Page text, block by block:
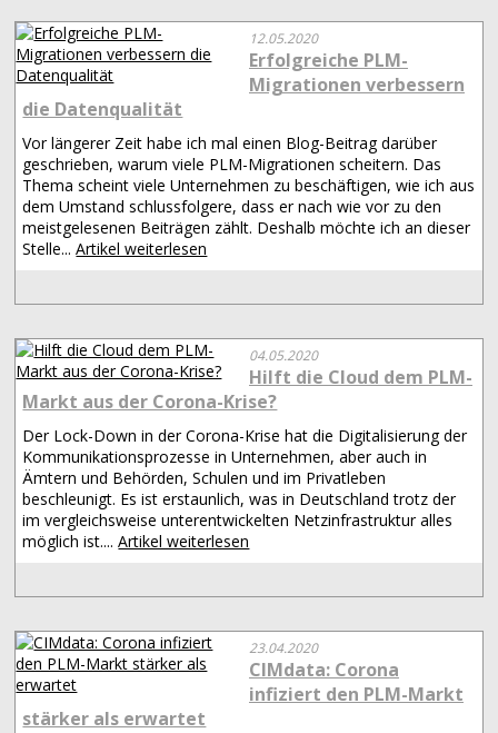
12.05.2020
Erfolgreiche PLM-
Migrationen verbessern
die Datenqualität
Vor längerer Zeit habe ich mal einen Blog-Beitrag darüber
geschrieben, warum viele PLM-Migrationen scheitern. Das
Thema scheint viele Unternehmen zu beschäftigen, wie ich aus
dem Umstand schlussfolgere, dass er nach wie vor zu den
meistgelesenen Beiträgen zählt. Deshalb möchte ich an dieser
Stelle...Artikel weiterlesen
04.05.2020
Hilft die Cloud dem PLM-
Markt aus der Corona-Krise?
Der Lock-Down in der Corona-Krise hat die Digitalisierung der
Kommunikationsprozesse in Unternehmen, aber auch in
Ämtern und Behörden, Schulen und im Privatleben
beschleunigt. Es ist erstaunlich, was in Deutschland trotz der
im vergleichsweise unterentwickelten Netzinfrastruktur alles
möglich ist....Artikel weiterlesen
23.04.2020
CIMdata: Corona
infiziert den PLM-Markt
stärker als erwartet